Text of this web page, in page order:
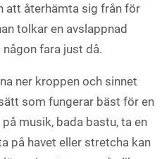
att återhämta sig från för
tolkar en avslappnad
fara just då.
ner kroppen och sinnet
som fungerar bäst för en
musik, bada bastu, ta en
på havet eller stretcha kan